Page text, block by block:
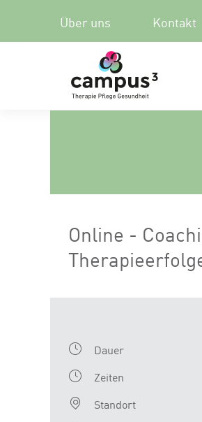
Über uns Kontakt
Online -
Dauer
Zeiten
Standort